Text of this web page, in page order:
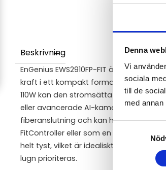
Denna
Vi
sociala
till de
med
Beskrivning
EnGenius EWS2910FP-FIT är en
kraft i ett kompakt format. Med åtta
110W kan den strömsätta betydligt
eller avancerade AI-kameror – utan
fiberanslutning och kan hanteras
FitController eller som en fristående
helt tyst, vilket är idealiskt för mindre
lugn prioriteras.